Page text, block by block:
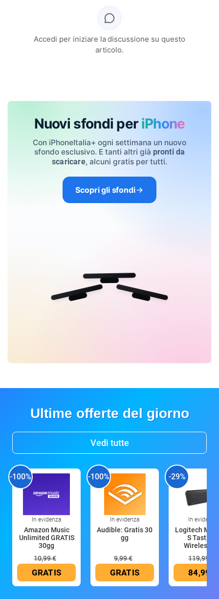
Accedi per iniziare la discussione su questo
articolo.
Nuovi sfondi per iPhone
Con iPhoneItalia+ ogni settimana un nuovo
sfondo esclusivo. E tanti altri già pronti da
scaricare, alcuni gratis per tutti.
Scopri gli sfondi
Ultime offerte del giorno
Vedi tutte
-100%
In evidenza
Amazon Music
Unlimited GRATIS
30gg
10,99 €
GRATIS
-100%
In evidenza
Audible: Gratis 30
gg
9,99 €
GRATIS
-29%
In evidenza
Logitech MX
S Tastiera
Wireless
119,99 €
84,99 €